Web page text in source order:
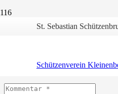
St. Sebastian
Schützenverein
Schreibe einen
Deine E-Mail-Adresse wird nicht